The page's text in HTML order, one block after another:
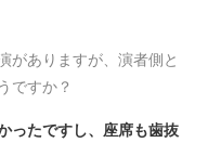
がありますが、演者側と
ですか？
ったですし、座席も歯抜